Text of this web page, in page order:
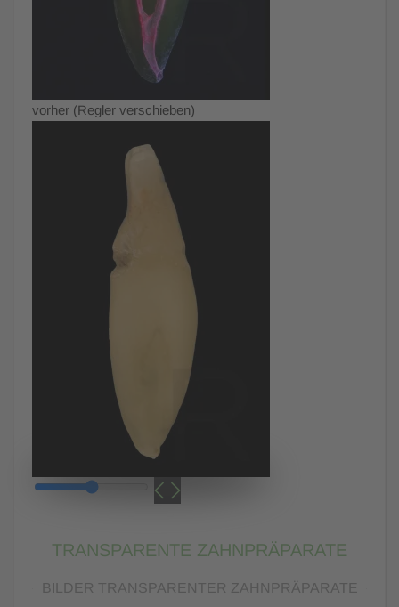
vorher (Regler verschieben)
TRANSPARENTE ZAHNPRÄPARATE
BILDER TRANSPARENTER ZAHNPRÄPARATE